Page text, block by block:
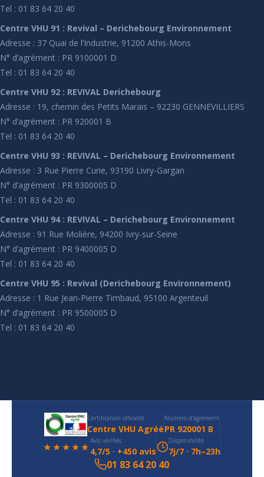
Tel : 01 83 64 20 40
Centre VHU 91 : Revival – Derichebourg Environnement
Adresse : 37 Quai de l’Industrie, 91200 Athis-Mons
N° d’agrément : PR 9100001 D
Tel : 01 83 64 20 40
Centre VHU 92 : REVIVAL Derichebourg
Adresse : 19, chemin des Petits Marais – 92230 GENNEVILLIERS
N° d’agrément : PR 920001 B
Tel : 01 83 64 20 40
Centre VHU 93 : REVIVAL – Derichebourg Environnement
Adresse : 3 Rue Pierre Curie, 93190 Livry-Gargan
N° d’agrément : PR 9300005 D
Tel : 01 83 64 20 40
Centre VHU 94 : REVIVAL – Derichebourg Environnement
Adresse : 91 Rue Molière, 94200 Ivry-sur-Seine
N° d’agrément : PR 9400005 D
Tel : 01 83 64 20 40
Centre VHU 95 : Revival (Derichebourg Environnement)
Adresse : 1 Rue Jean-Pierre Timbaud, 95100 Argenteuil
N° d’agrément : PR 9500005 D
Tel : 01 83 64 20 40
Certification officielle
Centre VHU Agréé
Numéro d'agrément
PR 920001 B
★★★★★ Avis vérifiés
4,7/5 · +450 avis
Disponibilité
7j/7 · 7h–23h
01 83 64 20 40